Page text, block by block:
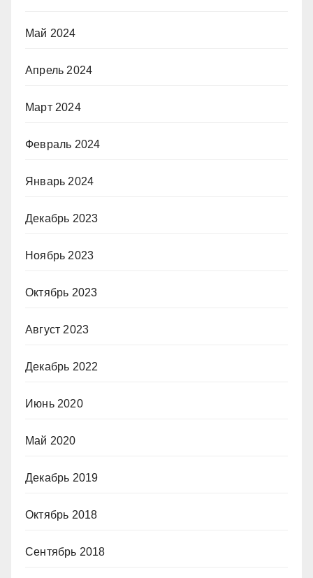
Май 2024
Апрель 2024
Март 2024
Февраль 2024
Январь 2024
Декабрь 2023
Ноябрь 2023
Октябрь 2023
Август 2023
Декабрь 2022
Июнь 2020
Май 2020
Декабрь 2019
Октябрь 2018
Сентябрь 2018